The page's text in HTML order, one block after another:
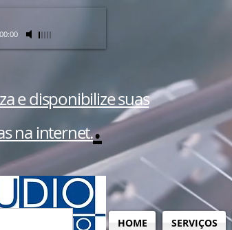
00:00
e disponibilize suas
na internet..
HOME SERVIÇOS